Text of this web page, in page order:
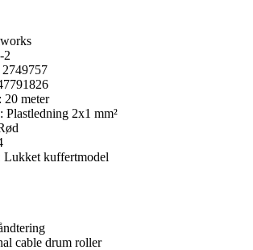
2
2749757
meter
Plastledning 2x1 mm²
kuffertmodel
cable drum roller